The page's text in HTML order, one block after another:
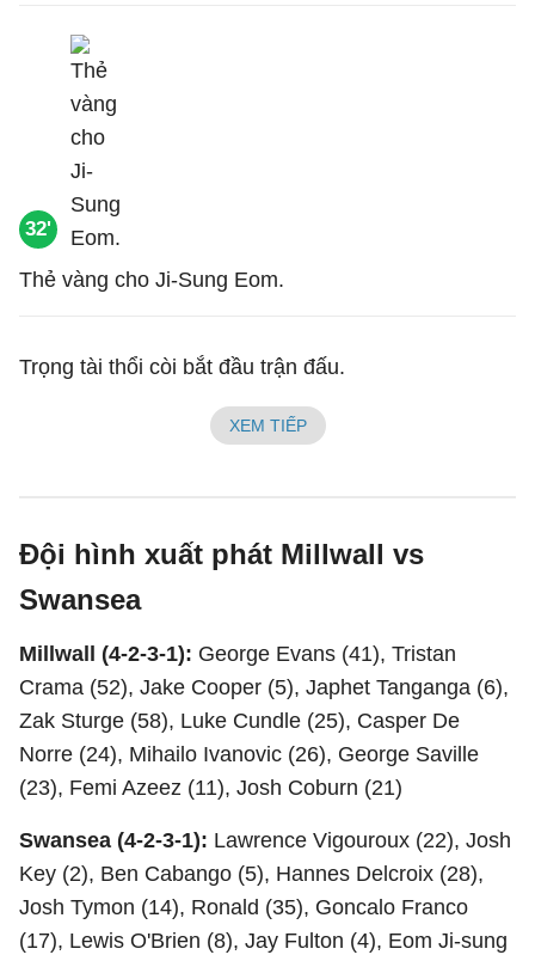
32'
Thẻ vàng cho Ji-Sung Eom.
Trọng tài thổi còi bắt đầu trận đấu.
XEM TIẾP
Đội hình xuất phát Millwall vs
Swansea
Millwall (4-2-3-1): George Evans (41), Tristan
Crama (52), Jake Cooper (5), Japhet Tanganga (6),
Zak Sturge (58), Luke Cundle (25), Casper De
Norre (24), Mihailo Ivanovic (26), George Saville
(23), Femi Azeez (11), Josh Coburn (21)
Swansea (4-2-3-1): Lawrence Vigouroux (22), Josh
Key (2), Ben Cabango (5), Hannes Delcroix (28),
Josh Tymon (14), Ronald (35), Goncalo Franco
(17), Lewis O'Brien (8), Jay Fulton (4), Eom Ji-sung